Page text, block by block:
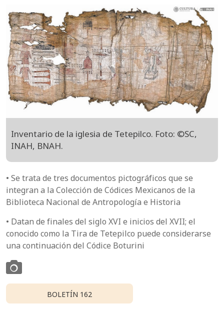
Inventario de la iglesia de Tetepilco. Foto: ©SC,
INAH, BNAH.
• Se trata de tres documentos pictográficos que se
integran a la Colección de Códices Mexicanos de la
Biblioteca Nacional de Antropología e Historia
• Datan de finales del siglo XVI e inicios del XVII; el
conocido como la Tira de Tetepilco puede considerarse
una continuación del Códice Boturini
BOLETÍN 162